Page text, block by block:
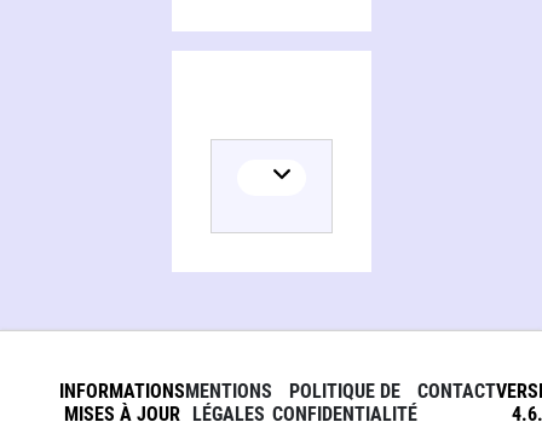
INFORMATIONS
MISES À JOUR
MENTIONS
LÉGALES
POLITIQUE DE
CONFIDENTIALITÉ
CONTACT